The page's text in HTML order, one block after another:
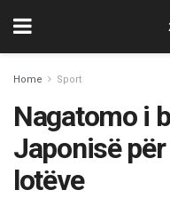
Home Sport
Nagatomo i
Japonisë
lotëve